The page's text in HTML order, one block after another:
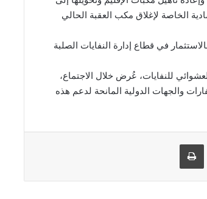
الخاصة لإغلاق مكب العقبة الحالي
في قطاع إدارة النفايات الصلبة
للنفايات، عُرض خلال الاجتماع،
والجهات الدولية المانحة لدعم هذه